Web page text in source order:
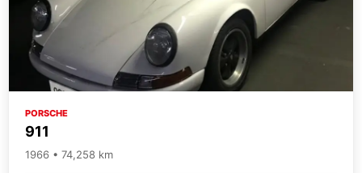
PORSCHE
911
1966 • 74,258 km